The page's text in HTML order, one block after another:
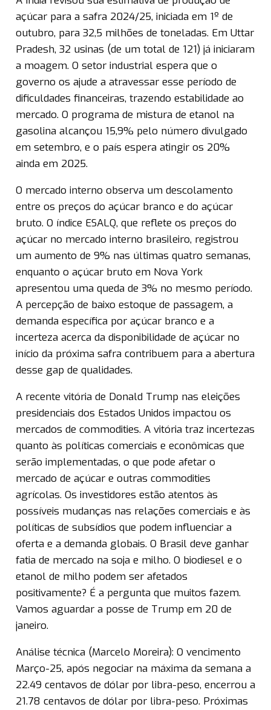
açúcar para a safra 2024/25, iniciada em 1º de
outubro, para 32,5 milhões de toneladas. Em Uttar
Pradesh, 32 usinas (de um total de 121) já iniciaram
a moagem. O setor industrial espera que o
governo os ajude a atravessar esse período de
dificuldades financeiras, trazendo estabilidade ao
mercado. O programa de mistura de etanol na
gasolina alcançou 15,9% pelo número divulgado
em setembro, e o país espera atingir os 20%
ainda em 2025.
O mercado interno observa um descolamento
entre os preços do açúcar branco e do açúcar
bruto. O índice ESALQ, que reflete os preços do
açúcar no mercado interno brasileiro, registrou
um aumento de 9% nas últimas quatro semanas,
enquanto o açúcar bruto em Nova York
apresentou uma queda de 3% no mesmo período.
A percepção de baixo estoque de passagem, a
demanda específica por açúcar branco e a
incerteza acerca da disponibilidade de açúcar no
início da próxima safra contribuem para a abertura
desse gap de qualidades.
A recente vitória de Donald Trump nas eleições
presidenciais dos Estados Unidos impactou os
mercados de commodities. A vitória traz incertezas
quanto às políticas comerciais e econômicas que
serão implementadas, o que pode afetar o
mercado de açúcar e outras commodities
agrícolas. Os investidores estão atentos às
possíveis mudanças nas relações comerciais e às
políticas de subsídios que podem influenciar a
oferta e a demanda globais. O Brasil deve ganhar
fatia de mercado na soja e milho. O biodiesel e o
etanol de milho podem ser afetados
positivamente? É a pergunta que muitos fazem.
Vamos aguardar a posse de Trump em 20 de
janeiro.
Análise técnica (Marcelo Moreira): O vencimento
Março-25, após negociar na máxima da semana a
22.49 centavos de dólar por libra-peso, encerrou a
21.78 centavos de dólar por libra-peso. Próximas